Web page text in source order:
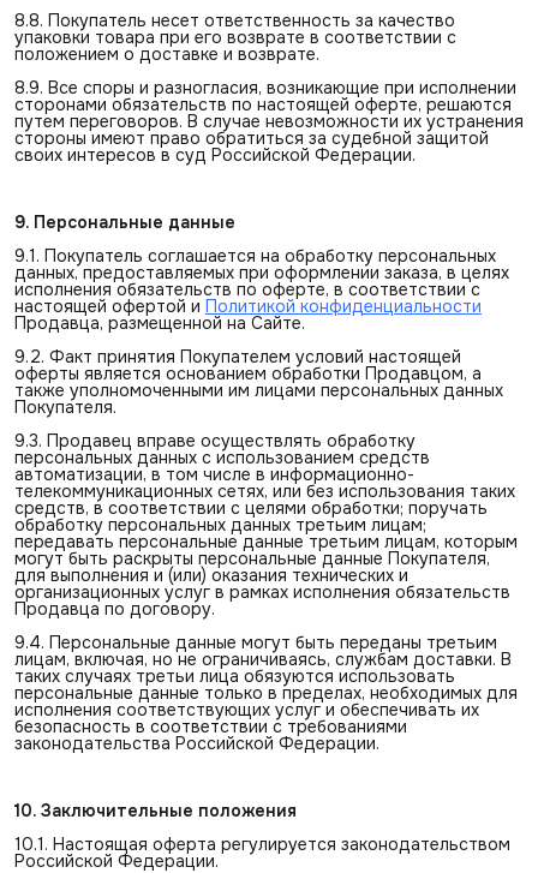
8.8. Покупатель несет ответственность за качество
упаковки товара при его возврате в соответствии с
положением о доставке и возврате.
8.9. Все споры и разногласия, возникающие при исполнении
сторонами обязательств по настоящей оферте, решаются
путем переговоров. В случае невозможности их устранения
стороны имеют право обратиться за судебной защитой
своих интересов в суд Российской Федерации.
9. Персональные данные
9.1. Покупатель соглашается на обработку персональных
данных, предоставляемых при оформлении заказа, в целях
исполнения обязательств по оферте, в соответствии с
настоящей офертой и Политикой конфиденциальности
Продавца, размещенной на Сайте.
9.2. Факт принятия Покупателем условий настоящей
оферты является основанием обработки Продавцом, а
также уполномоченными им лицами персональных данных
Покупателя.
9.3. Продавец вправе осуществлять обработку
персональных данных с использованием средств
автоматизации, в том числе в информационно-
телекоммуникационных сетях, или без использования таких
средств, в соответствии с целями обработки; поручать
обработку персональных данных третьим лицам;
передавать персональные данные третьим лицам, которым
могут быть раскрыты персональные данные Покупателя,
для выполнения и (или) оказания технических и
организационных услуг в рамках исполнения обязательств
Продавца по договору.
9.4. Персональные данные могут быть переданы третьим
лицам, включая, но не ограничиваясь, службам доставки. В
таких случаях третьи лица обязуются использовать
персональные данные только в пределах, необходимых для
исполнения соответствующих услуг и обеспечивать их
безопасность в соответствии с требованиями
законодательства Российской Федерации.
10. Заключительные положения
10.1. Настоящая оферта регулируется законодательством
Российской Федерации.